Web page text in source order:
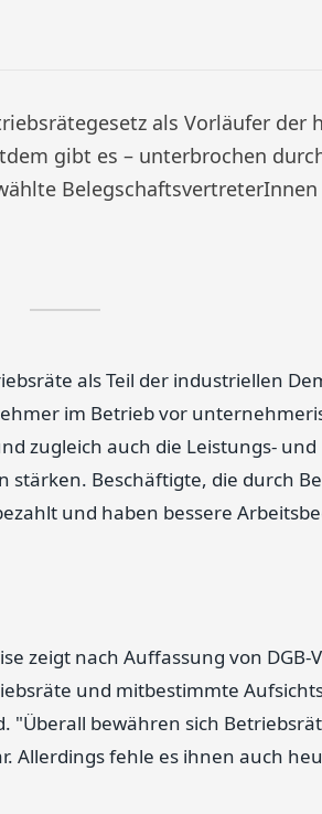
als Vorläufer der
gibt es – unterbrochen
als Teil der industriellen
im Betrieb vor
zugleich auch die Leistungs- und
Beschäftigte, die durch
und haben bessere
zeigt nach Auffassung von DGB-
und mitbestimmte
"Überall bewähren sich
Allerdings fehle es ihnen auch